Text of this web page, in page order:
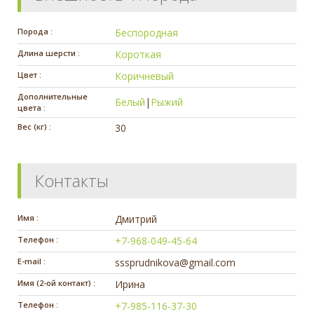
Порода : Беспородная
Длина шерсти : Короткая
Цвет : Коричневый
Дополнительные
цвета :
Белый | Рыжий
Вес (кг) : 30
Контакты
Имя : Дмитрий
Телефон : +7-968-049-45-64
E-mail : sssprudnikova@gmail.com
Имя (2-ой контакт) : Ирина
Телефон : +7-985-116-37-30